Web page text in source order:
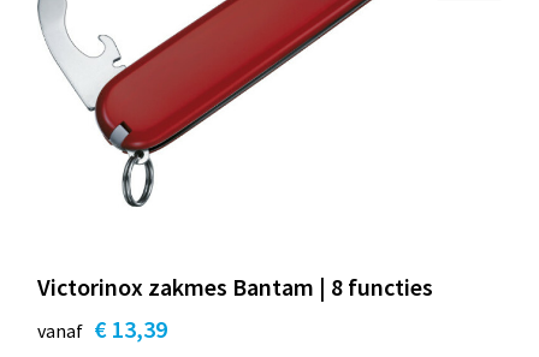
Victorinox zakmes Bantam | 8 functies
vanaf € 13,39